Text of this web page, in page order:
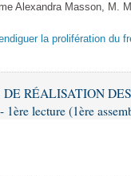
Alexandra Masson, M.
la prolifération du
DE RÉALISATION
lecture (1ère